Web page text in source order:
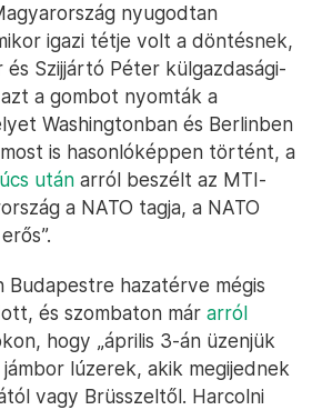
nyugodtan
igazi tétje volt a döntésnek,
Szijjártó Péter külgazdasági-
a gombot nyomták a
Washingtonban és Berlinben
is hasonlóképpen történt, a
után arról beszélt az MTI-
a NATO tagja, a NATO
Budapestre hazatérve mégis
és szombaton már arról
hogy „április 3-án üzenjük
lúzerek, akik megijednek
vagy Brüsszeltől. Harcolni